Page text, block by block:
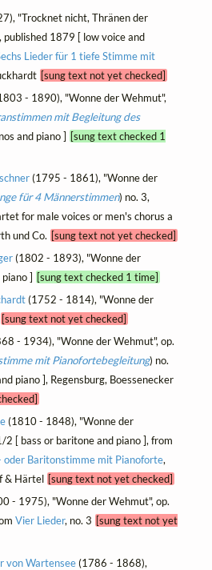
"Trocknet nicht, Thränen der
published 1879 [ low voice and
Lieder für 1 tiefe Stimme mit
[sung text not yet checked]
- 1890), "Wonne der Wehmut",
mit Begleitung des
and piano ] [sung text checked 1
(1795 - 1861), "Wonne der
für 4 Männerstimmen) no. 3,
for male voices or men's chorus a
und Co. [sung text not yet checked]
(1802 - 1893), "Wonne der
] [sung text checked 1 time]
(1752 - 1814), "Wonne der
[sung text not yet checked]
- 1934), "Wonne der Wehmut", op.
mit Pianofortebegleitung) no.
piano ], Regensburg, Boessenecker
(1810 - 1848), "Wonne der
[ bass or baritone and piano ], from
oder Baritonstimme mit Pianoforte,
& Härtel [sung text not yet checked]
- 1975), "Wonne der Wehmut", op.
Vier Lieder, no. 3 [sung text not yet
von Wartensee(1786 - 1868),